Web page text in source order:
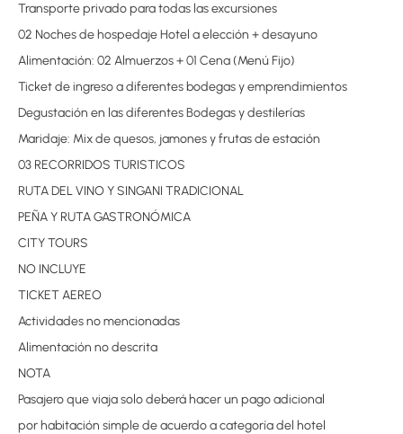
Transporte privado para todas las excursiones
02 Noches de hospedaje Hotel a elección + desayuno
Alimentación: 02 Almuerzos + 01 Cena (Menú Fijo)
Ticket de ingreso a diferentes bodegas y emprendimientos
Degustación en las diferentes Bodegas y destilerías
Maridaje: Mix de quesos, jamones y frutas de estación
03 RECORRIDOS TURISTICOS
RUTA DEL VINO Y SINGANI TRADICIONAL
PEÑA Y RUTA GASTRONÓMICA
CITY TOURS
NO INCLUYE
TICKET AEREO
Actividades no mencionadas
Alimentación no descrita
NOTA
Pasajero que viaja solo deberá hacer un pago adicional
por habitación simple de acuerdo a categoría del hotel